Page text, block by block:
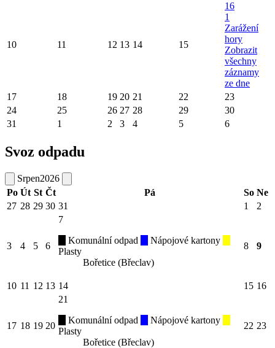
10 11 12 13 14 15
16
1
Zarážení
hory
Zobrazit
všechny
záznamy
ze dne
17
18 19 20 21 22
23
24
25 26 27 28 29
30
31
1 2 3 4 5 6
Svoz odpadu
Srpen2026
Po Út St Čt Pá So Ne
27 28 29 30 31 1 2
3 4 5 6
7
Komunální odpad
Nápojové kartony
Plasty
Bořetice (Břeclav)
8 9
10 11 12 13 14 15 16
17 18 19 20
21
Komunální odpad
Nápojové kartony
Plasty
Bořetice (Břeclav)
22 23